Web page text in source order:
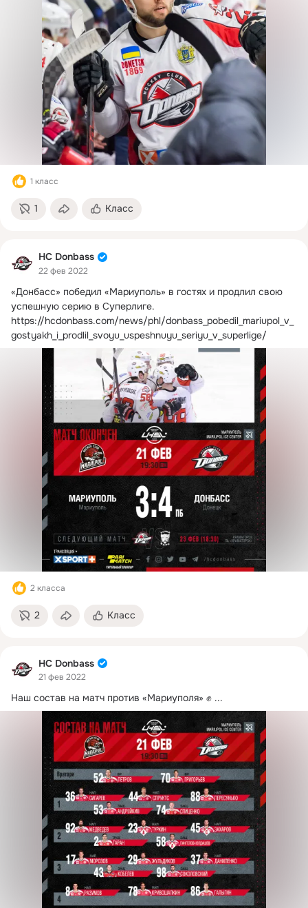
1 класс
1 Класс
HC Donbass
22 фев 2022
«Донбасс» победил «Мариуполь» в гостях и продлил свою
успешную серию в Суперлиге.
https://hcdonbass.com/news/phl/donbass_pobedil_mariupol_v_
gostyakh_i_prodlil_svoyu_uspeshnuyu_seriyu_v_superlige/
2 класса
2 Класс
HC Donbass
21 фев 2022
Наш состав на матч против «Мариуполя» ✊ ...